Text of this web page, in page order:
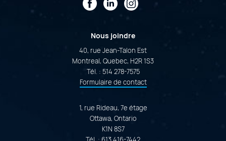
Instagram
Nous joindre
40, rue Jean-Talon Est
Montreal, Quebec, H2R 1S3
Tél. : 514 278-7575
Formulaire de contact
1, rue Rideau, 7e étage
Ottawa, Ontario
K1N 8S7